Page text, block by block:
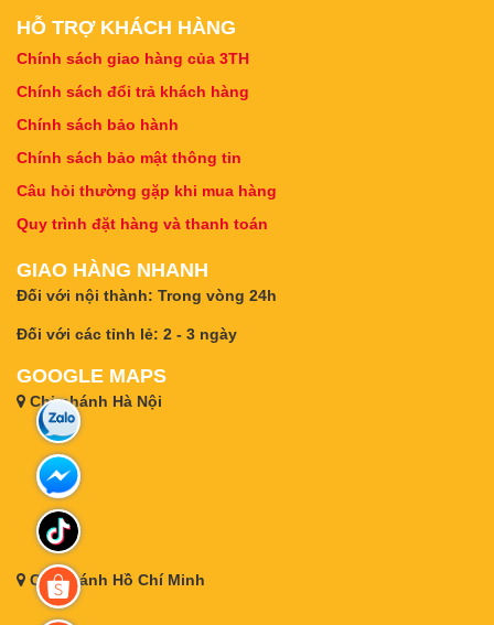
HỖ TRỢ KHÁCH HÀNG
Chính sách giao hàng của 3TH
Chính sách đổi trả khách hàng
Chính sách bảo hành
Chính sách bảo mật thông tin
Câu hỏi thường gặp khi mua hàng
Quy trình đặt hàng và thanh toán
GIAO HÀNG NHANH
Đối với nội thành: Trong vòng 24h
Đối với các tỉnh lẻ: 2 - 3 ngày
GOOGLE MAPS
Chi nhánh Hà Nội
Chi nhánh Hồ Chí Minh